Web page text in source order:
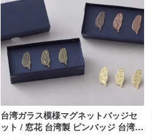
台湾ガラス模様マグネットバッジセ
ット / 窓花 台湾製 ピンバッジ 台湾土